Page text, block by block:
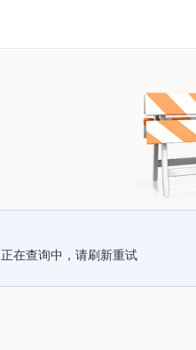
正在查询中，请刷新重试